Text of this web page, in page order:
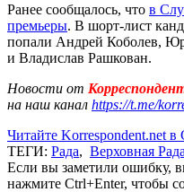
Ранее сообщалось, что в
премьеры. В шорт-лист
попали Андрей Коболев,
и Владислав Рашкован.
Новости от
на наш канал https://t.me/
Читайте Korrespondent.net в
ТЕГИ: Рада, Верховная Рада
Если вы заметили ошибку,
нажмите Ctrl+Enter, чтобы